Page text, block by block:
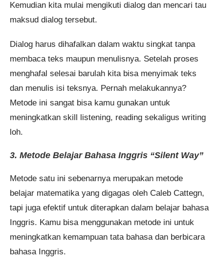
Kemudian kita mulai mengikuti dialog dan mencari tau
maksud dialog tersebut.
Dialog harus dihafalkan dalam waktu singkat tanpa
membaca teks maupun menulisnya. Setelah proses
menghafal selesai barulah kita bisa menyimak teks
dan menulis isi teksnya. Pernah melakukannya?
Metode ini sangat bisa kamu gunakan untuk
meningkatkan skill listening, reading sekaligus writing
loh.
3. Metode Belajar Bahasa Inggris “Silent Way”
Metode satu ini sebenarnya merupakan metode
belajar matematika yang digagas oleh Caleb Cattegn,
tapi juga efektif untuk diterapkan dalam belajar bahasa
Inggris. Kamu bisa menggunakan metode ini untuk
meningkatkan kemampuan tata bahasa dan berbicara
bahasa Inggris.